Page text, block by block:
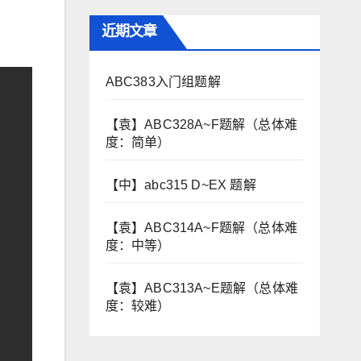
近期文章
ABC383入门组题解
【袁】ABC328A~F题解（总体难
度：简单）
【中】abc315 D~EX 题解
【袁】ABC314A~F题解（总体难
度：中等）
【袁】ABC313A~E题解（总体难
度：较难）